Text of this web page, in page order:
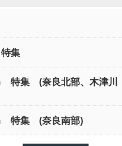
集
集 (奈良北部、木津川
特集 (奈良南部)